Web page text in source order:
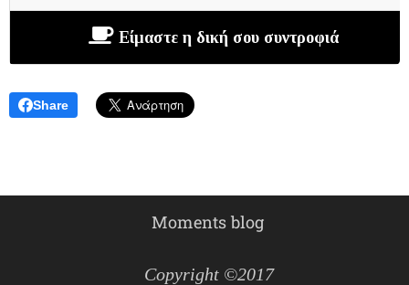
Είμαστε η δική σου συντροφιά
Share
Moments blog
Copyright ©2017